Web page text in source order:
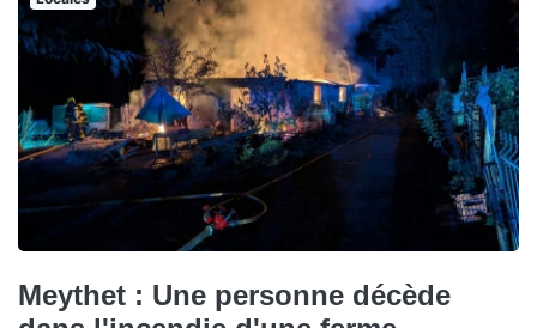
Meythet : Une personne décède